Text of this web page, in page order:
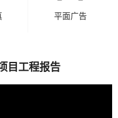
平面广告
目工程报告